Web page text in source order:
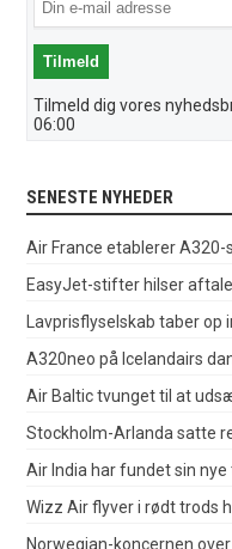
Tilmeld dig vores
06:00
SENESTE NYHEDER
Air France etablerer
EasyJet-stifter hilser
Lavprisflyselskab taber op
A320neo på Icelandairs
Air Baltic tvunget til at
Stockholm-Arlanda satte
Air India har fundet sin
Wizz Air flyver i rødt trods
Norwegian-koncernen